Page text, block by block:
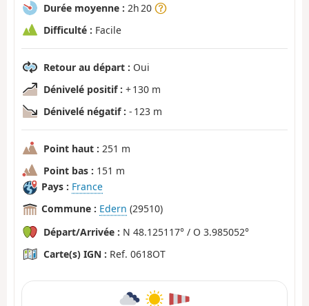
Durée moyenne : 2h 20
Difficulté : Facile
Retour au départ : Oui
Dénivelé positif : + 130 m
Dénivelé négatif : - 123 m
Point haut : 251 m
Point bas : 151 m
Pays : France
Commune : Edern (29510)
Départ/Arrivée : N 48.125117° / O 3.985052°
Carte(s) IGN : Ref. 0618OT